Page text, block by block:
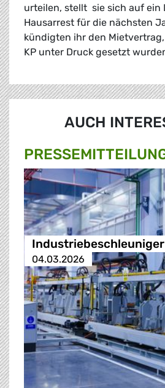
urteilen, stellt sie sich auf ein
Hausarrest für die nächsten
kündigten ihr den
KP unter Druck gesetzt
AUCH
Industriebeschleuniger
04.03.2026